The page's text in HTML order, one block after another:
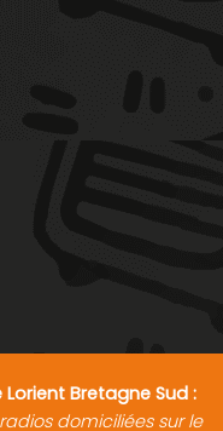
Lorient Bretagne Sud :
domiciliées sur le